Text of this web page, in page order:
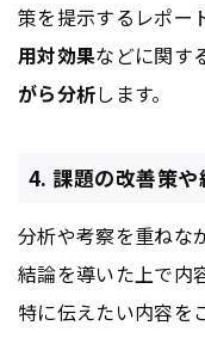
策を提示するレポー
用対効果などに関す
がら分析します。
4. 課題の改善策
分析や考察を重ねな
結論を導いた上で内
特に伝えたい内容を